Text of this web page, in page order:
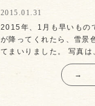
2015.01.31
2015年、1月も早いもの
が降ってくれたら、雪景
てまいりました。 写真
→